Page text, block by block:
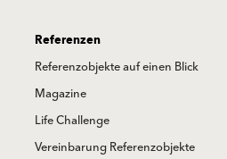
Referenzen
Referenzobjekte auf einen Blick
Magazine
Life Challenge
Vereinbarung Referenzobjekte